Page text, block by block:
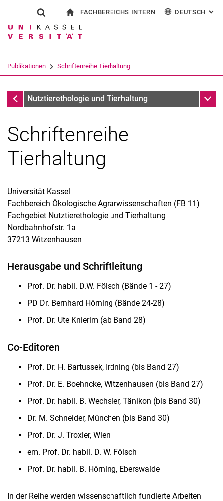
Springe direkt zu: Inhalt
Springe direkt zu: Suche
Springe direkt zu:
Suchformular
Suchbegriff
Suchen (öffnet externen Link in einem
FACHBEREICHS INTERN DEUTSCH :
Publikationen Schriftenreihe Tierhaltung
Publikationen
Nutztierethologie und Tierhaltung
Bücher & Buchbeiträge
Dissertationen & Habilitationen
Kongressberichte
Weitere Fachveröffentlichungen
Schriftenreihe Tierhaltung
Schriftenreihe
Tierhaltung
Universität Kassel
Fachbereich Ökologische Agrarwissenschaften (FB 11)
Fachgebiet Nutztierethologie und Tierhaltung
Nordbahnhofstr. 1a
37213 Witzenhausen
Herausgabe und Schriftleitung
Prof. Dr. habil. D.W. Fölsch (Bände 1 - 27)
PD Dr. Bernhard Hörning (Bände 24-28)
Prof. Dr. Ute Knierim (ab Band 28)
Co-Editoren
Prof. Dr. H. Bartussek, Irdning (bis Band 27)
Prof. Dr. E. Boehncke, Witzenhausen (bis Band 27)
Prof. Dr. habil. B. Wechsler, Tänikon (bis Band 30)
Dr. M. Schneider, München (bis Band 30)
Prof. Dr. J. Troxler, Wien
em. Prof. Dr. habil. D. W. Fölsch
Prof. Dr. habil. B. Hörning, Eberswalde
In der Reihe werden wissenschaftlich fundierte Arbeiten